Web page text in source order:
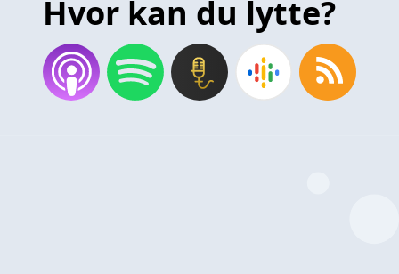
Hvor kan du lytte?